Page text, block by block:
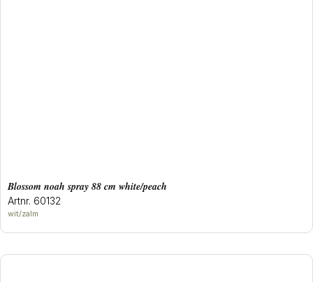
blossom noah spray 88 cm white/peach
Artnr. 60132
wit/zalm